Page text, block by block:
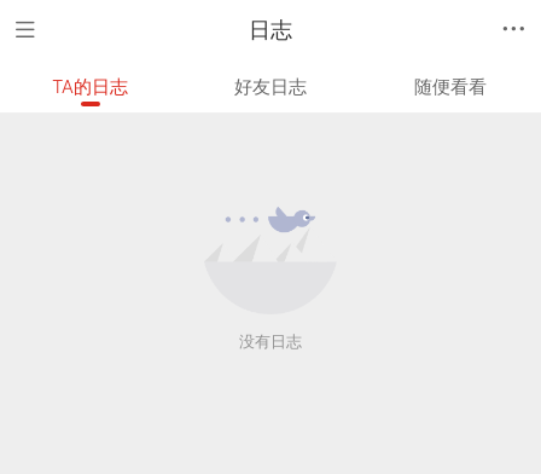
日志
TA的日志 好友日志 随便看看
没有日志